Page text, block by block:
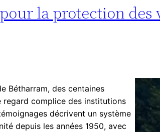
la protection des
Bétharram, des centaines
regard complice des institutions
décrivent un système
depuis les années 1950, avec